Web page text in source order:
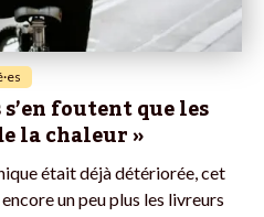
foutent que les
la chaleur »
était déjà détériorée, cet
un peu plus les livreurs